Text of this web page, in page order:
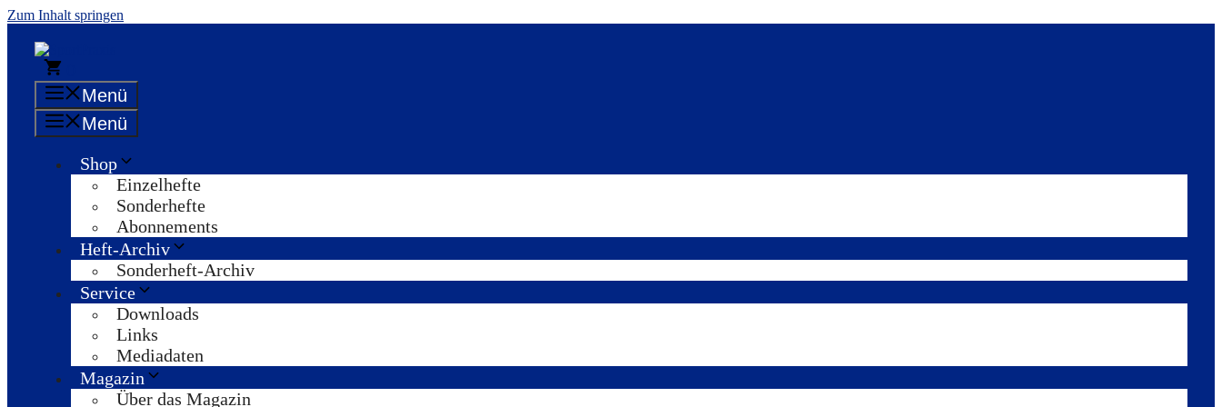
Zum Inhalt springen
Menü
Menü
Shop
Einzelhefte
Sonderhefte
Abonnements
Heft-Archiv
Sonderheft-Archiv
Service
Downloads
Links
Mediadaten
Magazin
Über das Magazin